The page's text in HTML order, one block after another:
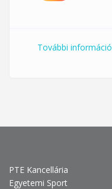
További információ
PTE Kancellária
Egyetemi Sport